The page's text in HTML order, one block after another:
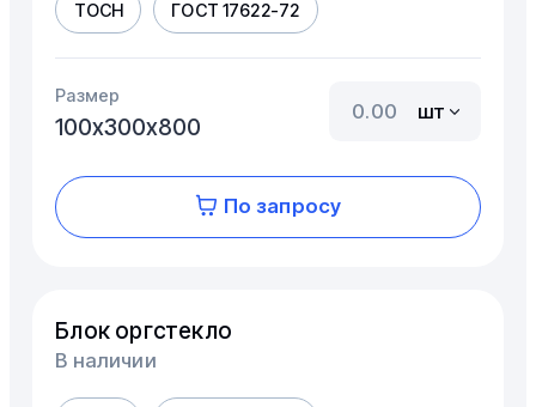
ТОСН ГОСТ 17622-72
Размер
100х300х800
шт
По запросу
Блок оргстекло
В наличии